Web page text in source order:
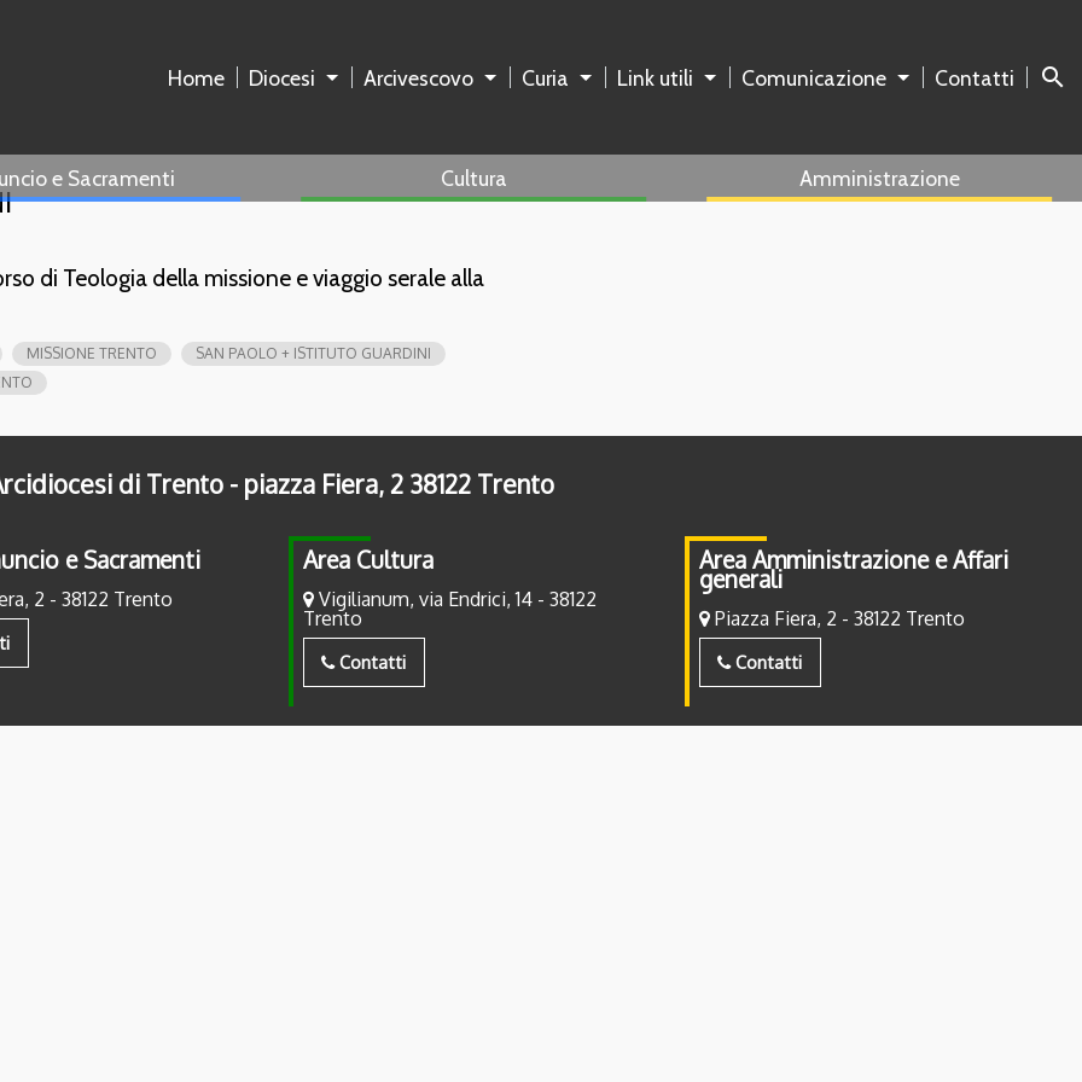
Home Diocesi Arcivescovo Curia Link utili Comunicazione Contatti search
e Sacramenti Cultura Amministrazione
di Teologia della missione e viaggio serale alla
MISSIONE TRENTO
SAN PAOLO + ISTITUTO GUARDINI
di Trento - piazza Fiera, 2 38122 Trento
e Sacramenti
2 - 38122 Trento
Area Cultura
Vigilianum, via Endrici, 14 - 38122
Trento
Contatti
Area Amministrazione e Affari
generali
Piazza Fiera, 2 - 38122 Trento
Contatti